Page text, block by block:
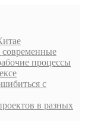
современные
процессы
с
в разных